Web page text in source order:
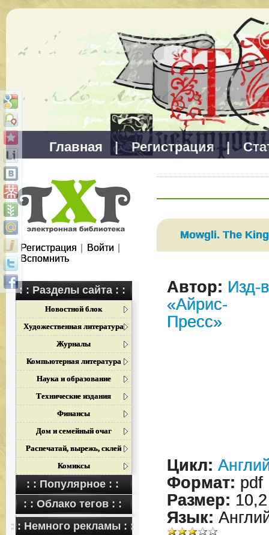
Главная | Регистрация |
Регистрация Войти
Вспомнить
: : Разделы сайта : :
Новостной блок
Художественная литература
Журналы
Компьютерная литература
Наука и образование
Технические издания
Финансы
Дом и семейный очаг
Распечатай, вырежь, склей
Комиксы
: : Популярное : :
: : Облако тегов : :
: : Немного рекламы : :
Mowgli. The
Автор: Изд-
«Айрис-
Пресс»
Цикл:
Формат: pdf
Размер:
Язык: